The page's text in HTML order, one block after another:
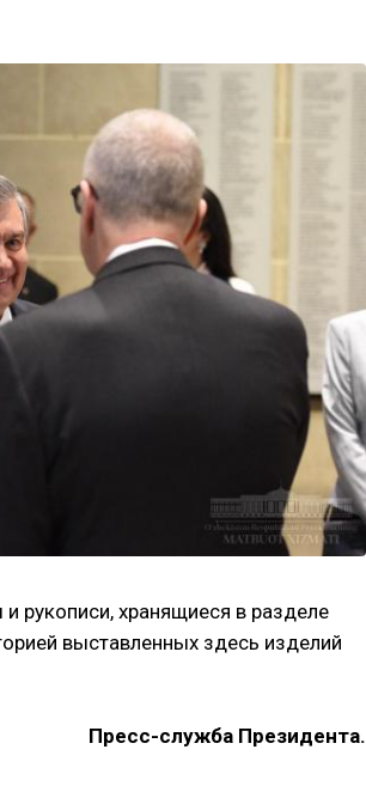
рукописи, хранящиеся в разделе
выставленных здесь изделий
Пресс-служба Президента.